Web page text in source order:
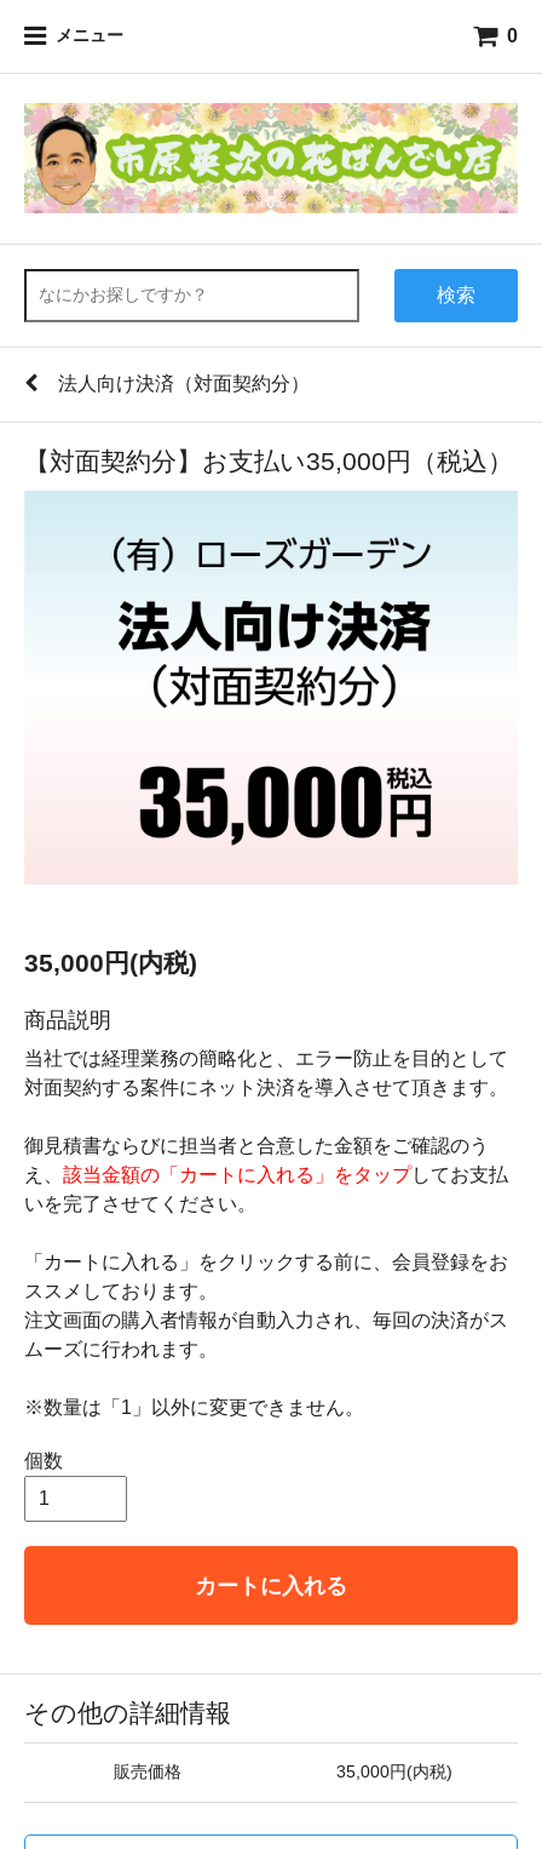
メニュー 0
検索
法人向け決済（対面契約分）
【対面契約分】お支払い35,000円（税込）
35,000円(内税)
商品説明
当社では経理業務の簡略化と、エラー防止を目的として
対面契約する案件にネット決済を導入させて頂きます。
御見積書ならびに担当者と合意した金額をご確認のう
え、 該当金額の「カートに入れる」をタップしてお支払
いを完了させてください。
「カートに入れる」をクリックする前に、会員登録をお
ススメしております。
注文画面の購入者情報が自動入力され、毎回の決済がス
ムーズに行われます。
※数量は「1」以外に変更できません。
個数
カートに入れる
その他の詳細情報
販売価格 35,000円(内税)